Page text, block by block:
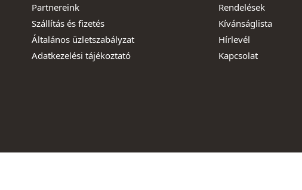
Partnereink
Szállítás és fizetés
Általános üzletszabályzat
Adatkezelési tájékoztató
Rendelések
Kívánságlista
Hírlevél
Kapcsolat